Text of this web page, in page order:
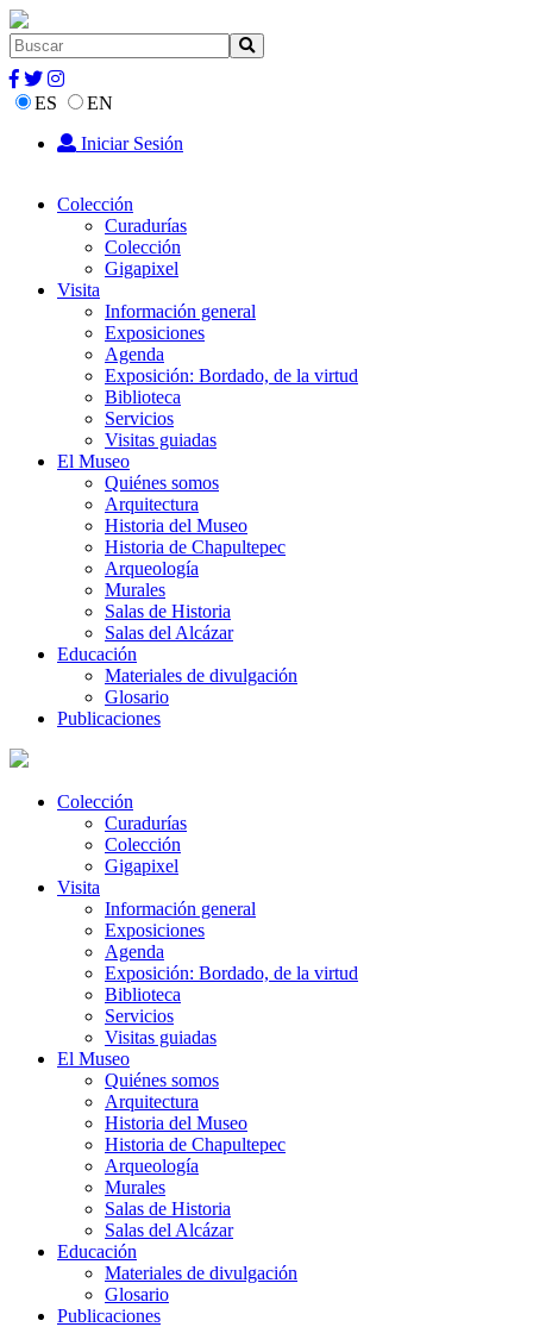
ES
EN
Iniciar Sesión
Colección
Curadurías
Colección
Gigapixel
Visita
Información general
Exposiciones
Agenda
Exposición: Bordado, de la virtud
Biblioteca
Servicios
Visitas guiadas
El Museo
Quiénes somos
Arquitectura
Historia del Museo
Historia de Chapultepec
Arqueología
Murales
Salas de Historia
Salas del Alcázar
Educación
Materiales de divulgación
Glosario
Publicaciones
Colección
Curadurías
Colección
Gigapixel
Visita
Información general
Exposiciones
Agenda
Exposición: Bordado, de la virtud
Biblioteca
Servicios
Visitas guiadas
El Museo
Quiénes somos
Arquitectura
Historia del Museo
Historia de Chapultepec
Arqueología
Murales
Salas de Historia
Salas del Alcázar
Educación
Materiales de divulgación
Glosario
Publicaciones